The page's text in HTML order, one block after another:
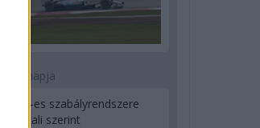
2 napja
F1-es szabályrendszere
szerint